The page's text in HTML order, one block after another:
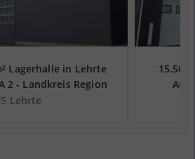
Lagerhalle in Lehrte
2 - Landkreis Region
Lehrte
15.500